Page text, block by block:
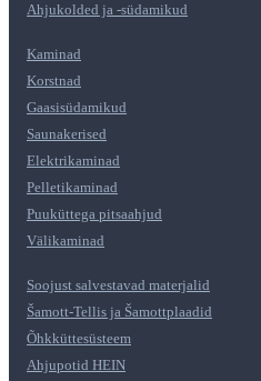
Ahjukolded ja -südamikud
Kaminad
Korstnad
Gaasisüdamikud
Saunakerised
Elektrikaminad
Pelletikaminad
Puuküttega pitsaahjud
Välikaminad
Soojust salvestavad materjalid
Šamott-Tellis ja Šamottplaadid
Õhkküttesüsteem
Ahjupotid HEIN